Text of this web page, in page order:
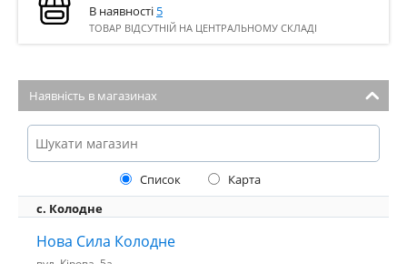
В наявності 5
ТОВАР ВІДСУТНІЙ НА ЦЕНТРАЛЬНОМУ СКЛАДІ
Наявність в магазинах
Список
Карта
с. Колодне
Нова Сила Колодне